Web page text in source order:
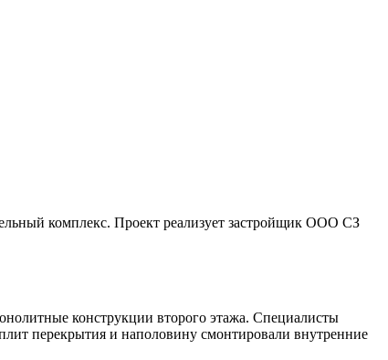
комплекс. Проект реализует застройщик ООО СЗ
конструкции второго этажа. Специалисты
перекрытия и наполовину смонтировали внутренние